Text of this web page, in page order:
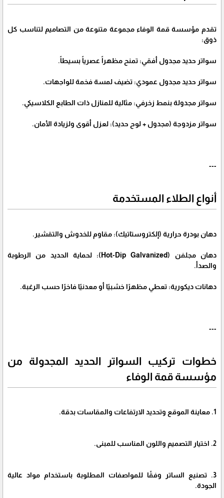
تقدم مؤسسة قمة الوفاء مجموعة متنوعة من التصاميم لتناسب كل
ذوق:
سواتر حديد مجدول أفقي: تمنح مظهراً عصرياً بسيطاً.
سواتر حديد مجدول عمودي: تضيف لمسة فخمة للواجهات.
سواتر مجدولة بنمط زخرفي: مثالية للمنازل ذات الطابع الكلاسيكي.
سواتر مزدوجة (مجدول + لوح حديد): لعزل أقوى ولزيادة الأمان.
---
أنواع الطلاء المستخدمة
دهان بودرة حرارية (إلكتروستاتيك): مقاوم للخدوش والتقشير.
دهان مجلفن (Hot-Dip Galvanized): لحماية الحديد من الرطوبة
والصدأ.
دهانات ديكورية: تعطي مظهرًا خشبيًا أو معدنيًا فاخرًا حسب الرغبة.
---
خطوات تركيب السواتر الحديد المجدولة من
مؤسسة قمة الوفاء
1. معاينة الموقع وتحديد الارتفاعات والمقاسات بدقة.
2. اختيار التصميم واللون المناسب للمبنى.
3. تصنيع الساتر وفقًا للمواصفات المطلوبة باستخدام مواد عالية
الجودة.